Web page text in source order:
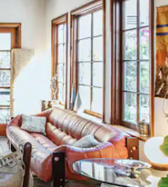
oder erkunde die Ergebnisse